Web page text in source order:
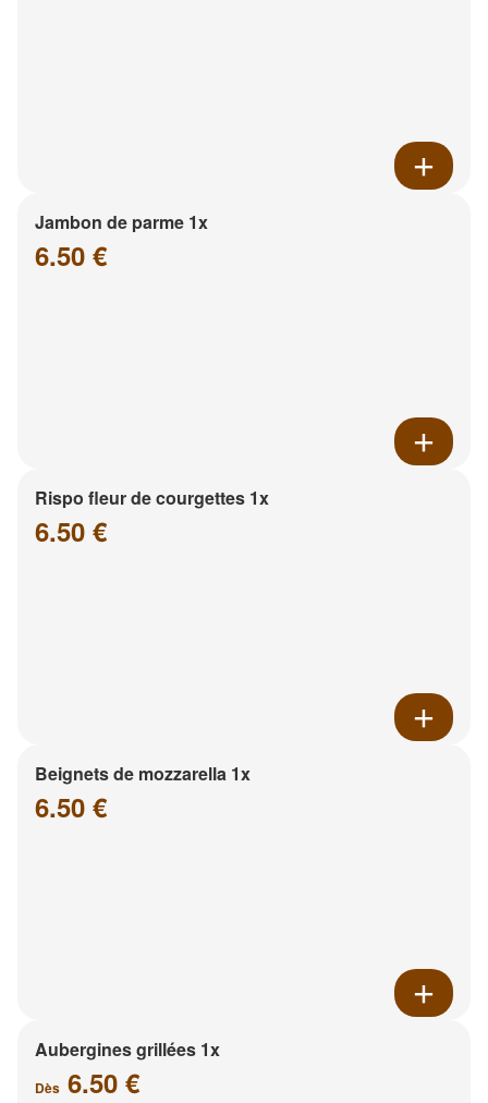
Jambon de parme 1x
6.50 €
Rispo fleur de courgettes 1x
6.50 €
Beignets de mozzarella 1x
6.50 €
Aubergines grillées 1x
Dès 6.50 €